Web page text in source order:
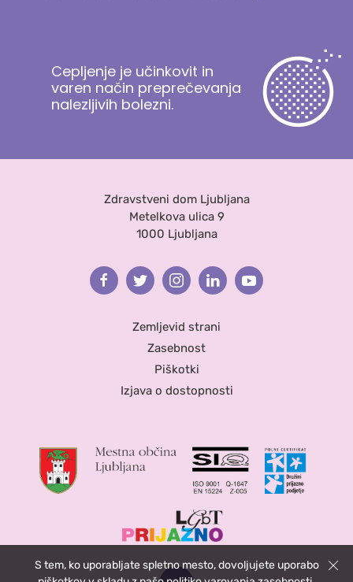
Cepljenje je učinkovit in
varen način preprečevanja
nalezljivih bolezni.
Zdravstveni dom Ljubljana
Metelkova ulica 9
1000 Ljubljana
FacebookTwitterInstagramLinkedinYoutube
Zemljevid strani
Zasebnost
Piškotki
Izjava o dostopnosti
S tem, ko uporabljate spletno mesto, dovoljujete uporabo
Zapri